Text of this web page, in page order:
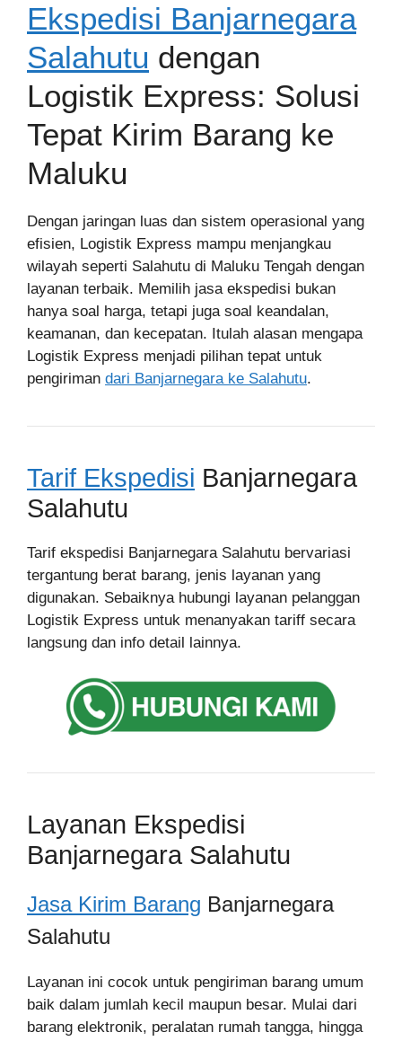
Ekspedisi Banjarnegara
Salahutu dengan
Logistik Express: Solusi
Tepat Kirim Barang ke
Maluku
Dengan jaringan luas dan sistem operasional yang
efisien, Logistik Express mampu menjangkau
wilayah seperti Salahutu di Maluku Tengah dengan
layanan terbaik. Memilih jasa ekspedisi bukan
hanya soal harga, tetapi juga soal keandalan,
keamanan, dan kecepatan. Itulah alasan mengapa
Logistik Express menjadi pilihan tepat untuk
pengiriman dari Banjarnegara ke Salahutu.
Tarif Ekspedisi Banjarnegara
Salahutu
Tarif ekspedisi Banjarnegara Salahutu bervariasi
tergantung berat barang, jenis layanan yang
digunakan. Sebaiknya hubungi layanan pelanggan
Logistik Express untuk menanyakan tariff secara
langsung dan info detail lainnya.
Layanan Ekspedisi
Banjarnegara Salahutu
Jasa Kirim Barang Banjarnegara
Salahutu
Layanan ini cocok untuk pengiriman barang umum
baik dalam jumlah kecil maupun besar. Mulai dari
barang elektronik, peralatan rumah tangga, hingga